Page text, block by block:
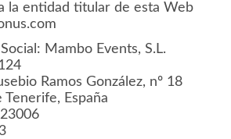
la entidad titular de esta Web
Mambo Events, S.L.
Ramos González, nº 18
España